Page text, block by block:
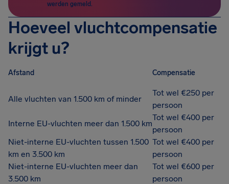
werden gemeld.
Hoeveel vluchtcompensatie
krijgt u?
Afstand Compensatie
Alle vluchten van 1.500 km of minder
Tot wel €250 per
persoon
Interne EU-vluchten meer dan 1.500 km
Tot wel €400 per
persoon
Niet-interne EU-vluchten tussen 1.500
km en 3.500 km
Tot wel €400 per
persoon
Niet-interne EU-vluchten meer dan
3.500 km
Tot wel €600 per
persoon